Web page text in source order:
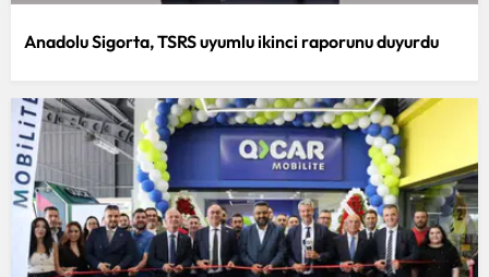
Van
Zonguldak
Aksaray
Bayburt
Karaman
Anadolu Sigorta, TSRS uyumlu ikinci raporunu duyurdu